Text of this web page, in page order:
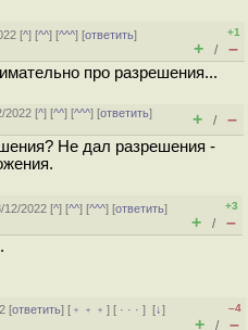
[^] [^^] [^^^] [ответить]
+1
+ / –
про разрешения...
2022 [^] [^^] [^^^] [ответить]
+ / –
Не дал разрешения -
12/2022 [^] [^^] [^^^] [ответить]
+3
+ / –
[ответить] [ ﹢﹢﹢] [ · · ·][↓]
–4
+ / –